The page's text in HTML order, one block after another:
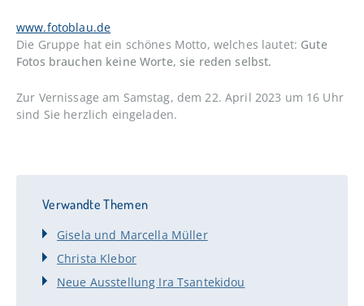
www.fotoblau.de
Die Gruppe hat ein schönes Motto, welches lautet: Gute
Fotos brauchen keine Worte, sie reden selbst.
Zur Vernissage am Samstag, dem 22. April 2023 um 16 Uhr
sind Sie herzlich eingeladen.
Verwandte Themen
Gisela und Marcella Müller
Christa Klebor
Neue Ausstellung Ira Tsantekidou